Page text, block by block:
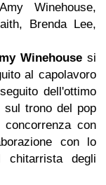
Winehouse,
Brenda Lee,
Winehousesi
al capolavoro
dell'ottimo
trono del pop
con
con lo
chitarrista degli